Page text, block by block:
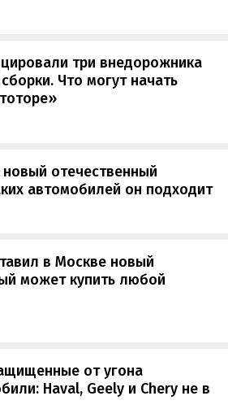
три внедорожника
Что могут начать
отечественный
автомобилей он подходит
в Москве новый
может купить любой
от угона
Haval, Geely и Chery не в